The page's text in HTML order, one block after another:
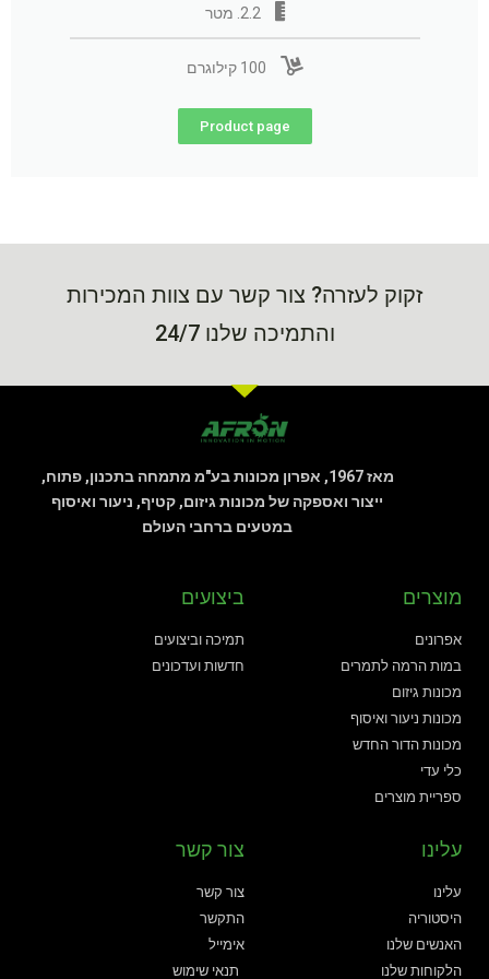
2.2. מטר
100 קילוגרם
Product page
זקוק לעזרה? צור קשר עם צוות המכירות
והתמיכה שלנו 24/7
מאז 1967, אפרון מכונות בע"מ מתמחה בתכנון, פתוח,
ייצור ואספקה של מכונות גיזום, קטיף, ניעור ואיסוף
במטעים ברחבי העולם
מוצרים
אפרונים
במות הרמה לתמרים
מכונות גיזום
מכונות ניעור ואיסוף
מכונות הדור החדש
כלי עדי
ספריית מוצרים
ביצועים
תמיכה וביצועים
חדשות ועדכונים
עלינו
עלינו
היסטוריה
האנשים שלנו
הלקוחות שלנו
צור קשר
צור קשר
התקשר
אימייל
תנאי שימוש